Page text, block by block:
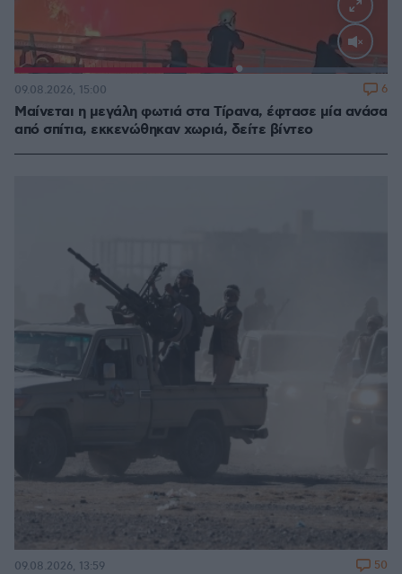
Loaded:
Μαίνεται η μεγάλη φωτιά στα Τίρανα, έφτασε μία ανάσα
από σπίτια, εκκενώθηκαν χωριά, δείτε βίντεο
09.08.2026, 15:00 6
09.08.2026, 13:59 50